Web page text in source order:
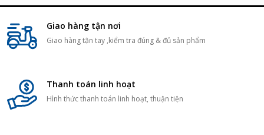
Giao hàng tận nơi
Giao hàng tận tay ,kiểm tra đúng & đủ sản phẩm
Thanh toán linh hoạt
Hình thức thanh toán linh hoạt, thuận tiện